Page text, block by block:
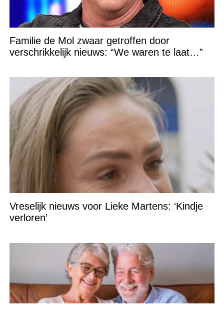
Familie de Mol zwaar getroffen door
verschrikkelijk nieuws: “We waren te laat…”
Vreselijk nieuws voor Lieke Martens: ‘Kindje
verloren’